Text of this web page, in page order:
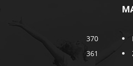
370
361